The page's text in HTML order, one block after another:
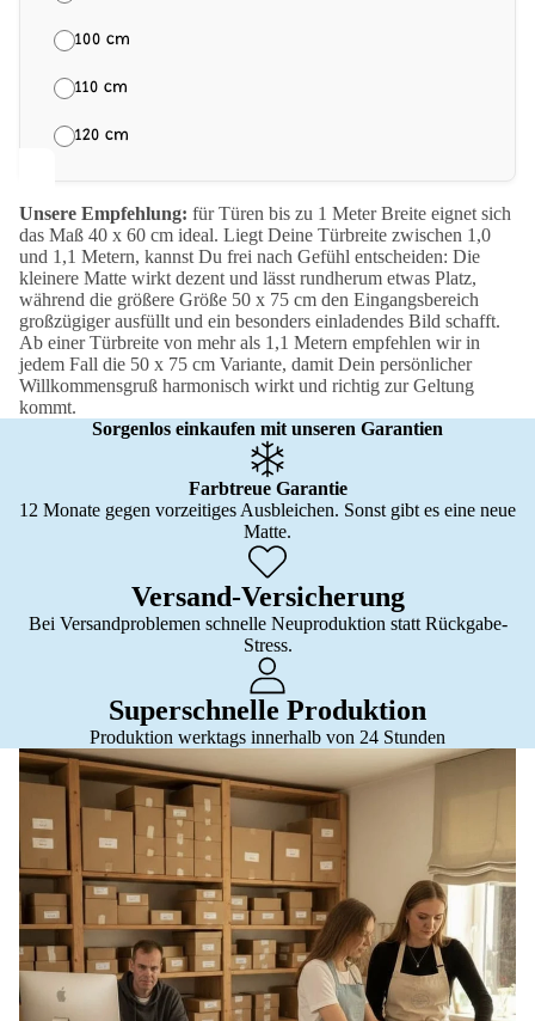
100 cm
110 cm
120 cm
Unsere Empfehlung: für Türen bis zu 1 Meter Breite eignet sich
das Maß 40 x 60 cm ideal. Liegt Deine Türbreite zwischen 1,0
und 1,1 Metern, kannst Du frei nach Gefühl entscheiden: Die
kleinere Matte wirkt dezent und lässt rundherum etwas Platz,
während die größere Größe 50 x 75 cm den Eingangsbereich
großzügiger ausfüllt und ein besonders einladendes Bild schafft.
Ab einer Türbreite von mehr als 1,1 Metern empfehlen wir in
jedem Fall die 50 x 75 cm Variante, damit Dein persönlicher
Willkommensgruß harmonisch wirkt und richtig zur Geltung
kommt.
Sorgenlos einkaufen mit unseren Garantien
Farbtreue Garantie
12 Monate gegen vorzeitiges Ausbleichen. Sonst gibt es eine neue
Matte.
Versand-Versicherung
Bei Versandproblemen schnelle Neuproduktion statt Rückgabe-
Stress.
Superschnelle Produktion
Produktion werktags innerhalb von 24 Stunden